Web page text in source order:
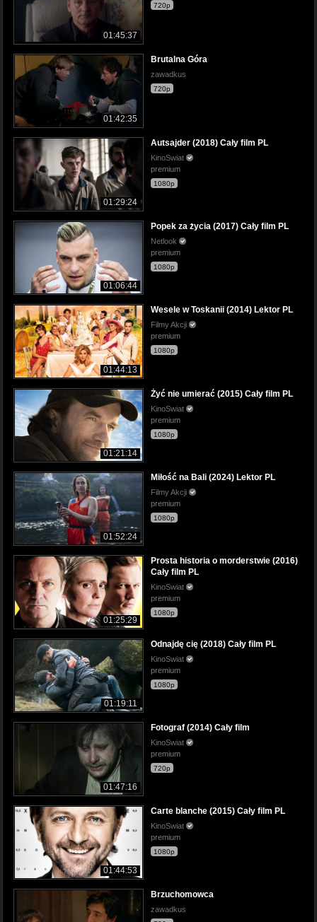
01:45:37
720p
01:42:35
Brutalna Góra
zawadkus
720p
01:29:24
Autsajder (2018) Cały film PL
KinoSwiat
premium
1080p
01:06:44
Popek za życia (2017) Cały film PL
Netlook
premium
1080p
01:44:13
Wesele w Toskanii (2014) Lektor PL
Filmy Akcji
premium
1080p
01:21:14
Żyć nie umierać (2015) Cały film PL
KinoSwiat
premium
1080p
01:52:24
Miłość na Bali (2024) Lektor PL
Filmy Akcji
premium
1080p
01:25:29
Prosta historia o morderstwie (2016)
Cały film PL
KinoSwiat
premium
1080p
01:19:11
Odnajdę cię (2018) Cały film PL
KinoSwiat
premium
1080p
01:47:16
Fotograf (2014) Cały film
KinoSwiat
premium
720p
01:44:53
Carte blanche (2015) Cały film PL
KinoSwiat
premium
1080p
Brzuchomowca
zawadkus